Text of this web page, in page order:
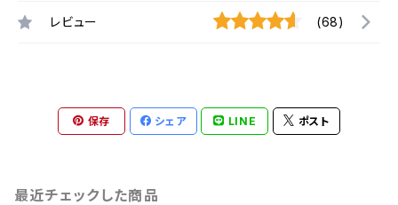
レビュー (68)
保存 シェア LINE ポスト
最近チェックした商品